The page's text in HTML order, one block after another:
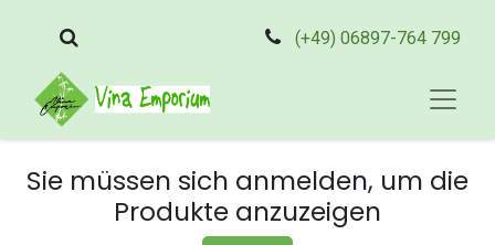
(+49) 06897-764 799
Sie müssen sich anmelden, um die
Produkte anzuzeigen